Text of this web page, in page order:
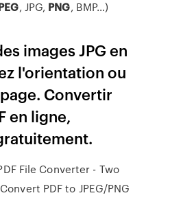
, JPG, PNG, BMP…)
images JPG en
l'orientation ou
Convertir
en ligne,
File Converter - Two
PDF to JPEG/PNG